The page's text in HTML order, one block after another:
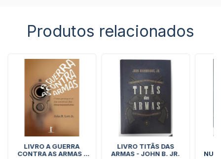
Produtos relacionados
LIVRO A GUERRA
CONTRA AS ARMAS -
LIVRO TITÃS DAS
ARMAS - JOHN B. JR.